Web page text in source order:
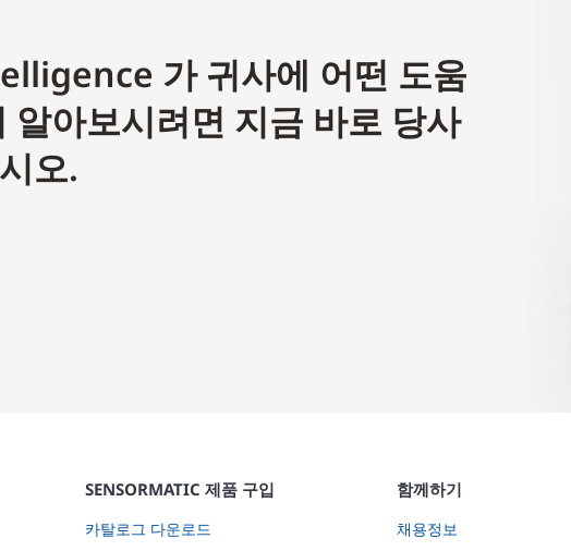
가 귀사에 어떤 도움
알아보시려면 지금 바로 당사
오.
SENSORMATIC 제품 구입
카탈로그 다운로드
함께하기
채용정보